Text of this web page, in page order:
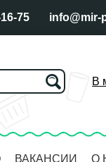
75 info@mir-
В
ВАКАНСИИ О